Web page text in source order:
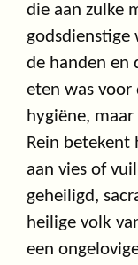
die aan zulke
godsdienstige
de handen en
eten was voor
hygiëne,
Rein betekent
aan vies of
geheiligd,
heilige volk
een